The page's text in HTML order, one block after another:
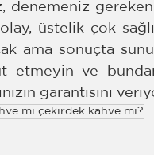
denemeniz
üstelik çok
ama sonuçta
etmeyin ve
garantisini
mi çekirdek kahve mi?